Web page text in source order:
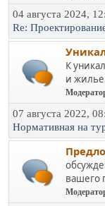
04 августа 2024,
Re:
К
и
07 августа 2022,
Нормативная на
вашего